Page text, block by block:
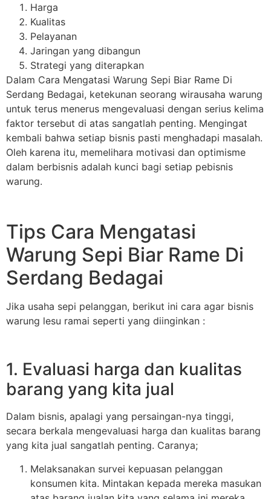
Harga
Kualitas
Pelayanan
Jaringan yang dibangun
Strategi yang diterapkan
Dalam Cara Mengatasi Warung Sepi Biar Rame Di
Serdang Bedagai, ketekunan seorang wirausaha warung
untuk terus menerus mengevaluasi dengan serius kelima
faktor tersebut di atas sangatlah penting. Mengingat
kembali bahwa setiap bisnis pasti menghadapi masalah.
Oleh karena itu, memelihara motivasi dan optimisme
dalam berbisnis adalah kunci bagi setiap pebisnis
warung.
Tips Cara Mengatasi
Warung Sepi Biar Rame Di
Serdang Bedagai
Jika usaha sepi pelanggan, berikut ini cara agar bisnis
warung lesu ramai seperti yang diinginkan :
1. Evaluasi harga dan kualitas
barang yang kita jual
Dalam bisnis, apalagi yang persaingan-nya tinggi,
secara berkala mengevaluasi harga dan kualitas barang
yang kita jual sangatlah penting. Caranya;
Melaksanakan survei kepuasan pelanggan
konsumen kita. Mintakan kepada mereka masukan